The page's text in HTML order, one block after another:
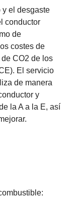
y el desgaste
conductor
de
costes de
CO2 de los
El servicio
de manera
y
la A a la E, así